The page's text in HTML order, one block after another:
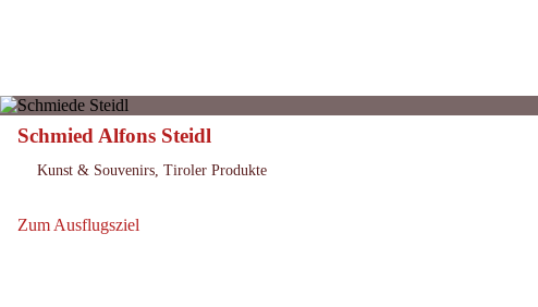
Schmied Alfons Steidl
Ort:Innervillgraten
Ausrichtung:
Kunst & Souvenirs, Tiroler Produkte
Zum Ausflugsziel
Zum Ausflugsziel: Schmied Alfons Steidl